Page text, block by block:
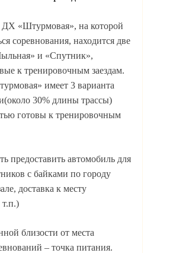
ДХ «Штурмовая», на которой
соревнования, находится две
и «Спутник»,
к тренировочным заездам.
имеет 3 варианта
30% длины трассы)
готовы к тренировочным
предоставить автомобиль для
с байками по городу
доставка к месту
близости от места
– точка питания.